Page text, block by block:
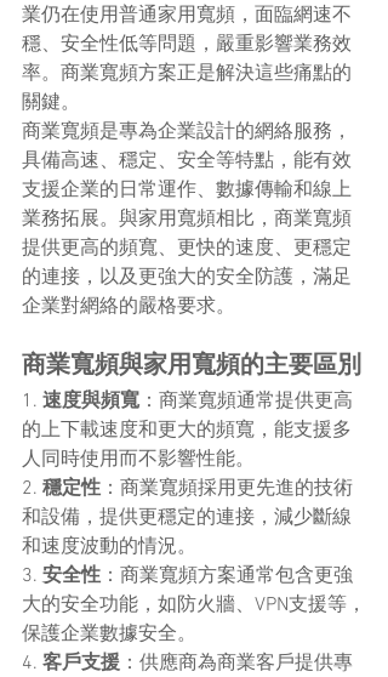
業仍在使用普通家用寬頻，面臨網速不
穩、安全性低等問題，嚴重影響業務效
率。商業寬頻方案正是解決這些痛點的
關鍵。
商業寬頻是專為企業設計的網絡服務，
具備高速、穩定、安全等特點，能有效
支援企業的日常運作、數據傳輸和線上
業務拓展。與家用寬頻相比，商業寬頻
提供更高的頻寬、更快的速度、更穩定
的連接，以及更強大的安全防護，滿足
企業對網絡的嚴格要求。
商業寬頻與家用寬頻的主要區別
1. 速度與頻寬 ：商業寬頻通常提供更高
的上下載速度和更大的頻寬，能支援多
人同時使用而不影響性能。
2. 穩定性 ：商業寬頻採用更先進的技術
和設備，提供更穩定的連接，減少斷線
和速度波動的情況。
3. 安全性 ：商業寬頻方案通常包含更強
大的安全功能，如防火牆、VPN支援等，
保護企業數據安全。
4. 客戶支援 ：供應商為商業客戶提供專